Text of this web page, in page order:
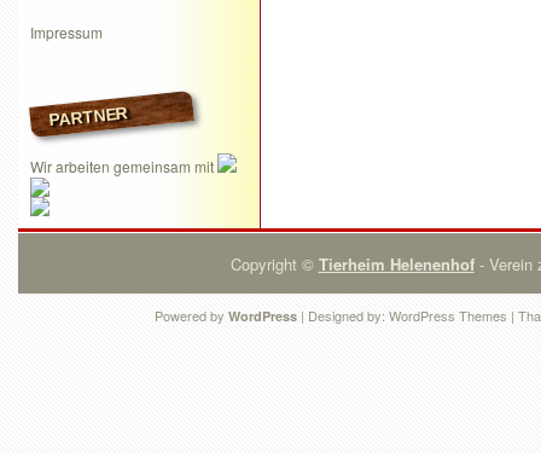
Impressum
PARTNER
Wir arbeiten gemeinsam mit
Copyright © Tierheim Helenenhof- Verein
Powered by WordPress | Designed by: WordPress Themes |